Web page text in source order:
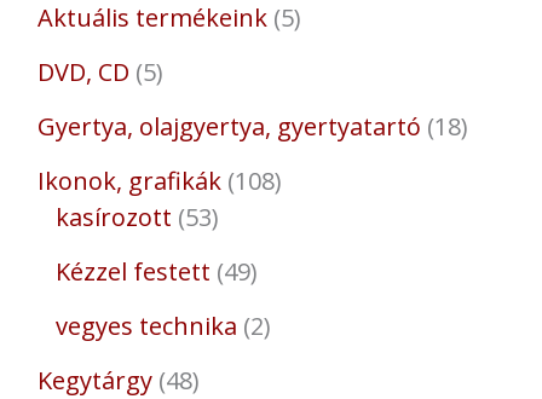
Aktuális termékeink 5
DVD, CD 5
Gyertya, olajgyertya, gyertyatartó 18
Ikonok, grafikák 108
kasírozott 53
Kézzel festett 49
vegyes technika 2
Kegytárgy 48